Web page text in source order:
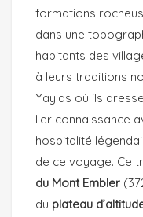
formations
dans une
habitants des
à leurs traditions
Yaylas où ils
lier connaissance
hospitalité
de ce voyage. Ce
du Mont Embler
du plateau